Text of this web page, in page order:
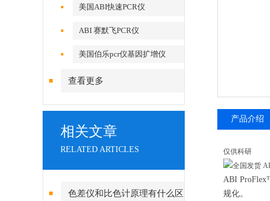
美国ABI快速PCR仪
ABI 赛默飞PCR仪
美国伯乐pcr仪基因扩增仪
查看更多
相关文章
RELATED ARTICLES
色差仪和比色计原理有什么区
产品介绍
仅供科研
ABI
规化。